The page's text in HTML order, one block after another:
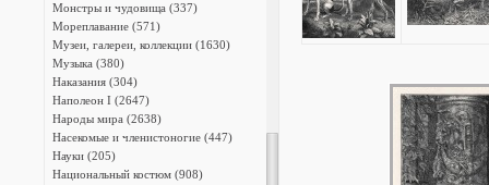
Монстры и чудовища (337)
Мореплавание (571)
Музеи, галереи, коллекции (1630)
Музыка (380)
Наказания (304)
Наполеон I (2647)
Народы мира (2638)
Насекомые и членистоногие (447)
Науки (205)
Национальный костюм (908)